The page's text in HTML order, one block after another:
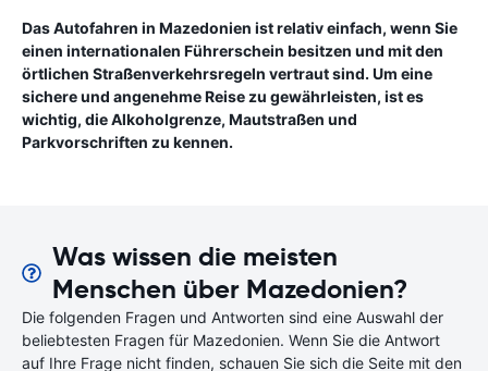
Das Autofahren in Mazedonien ist relativ einfach, wenn Sie
einen internationalen Führerschein besitzen und mit den
örtlichen Straßenverkehrsregeln vertraut sind. Um eine
sichere und angenehme Reise zu gewährleisten, ist es
wichtig, die Alkoholgrenze, Mautstraßen und
Parkvorschriften zu kennen.
Was wissen die meisten
Menschen über Mazedonien?
Die folgenden Fragen und Antworten sind eine Auswahl der
beliebtesten Fragen für Mazedonien. Wenn Sie die Antwort
auf Ihre Frage nicht finden, schauen Sie sich die Seite mit den